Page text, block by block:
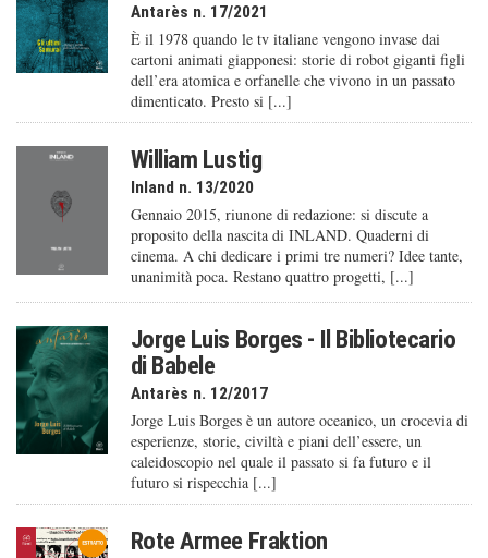
Antarès n. 17/2021
È il 1978 quando le tv italiane vengono invase dai
cartoni animati giapponesi: storie di robot giganti figli
dell’era atomica e orfanelle che vivono in un passato
dimenticato. Presto si [...]
William Lustig
Inland n. 13/2020
Gennaio 2015, riunone di redazione: si discute a
proposito della nascita di INLAND. Quaderni di
cinema. A chi dedicare i primi tre numeri? Idee tante,
unanimità poca. Restano quattro progetti, [...]
Jorge Luis Borges - Il Bibliotecario
di Babele
Antarès n. 12/2017
Jorge Luis Borges è un autore oceanico, un crocevia di
esperienze, storie, civiltà e piani dell’essere, un
caleido­scopio nel quale il passato si fa futuro e il
futuro si rispecchia [...]
Rote Armee Fraktion